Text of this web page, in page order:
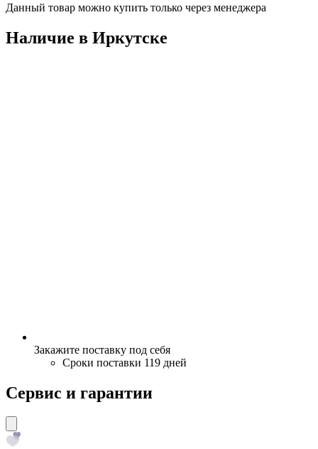
Данный товар можно купить только через менеджера
Наличие в Иркутскe
Закажите поставку под себя
Сроки поставки 119 дней
Сервис и гарантии